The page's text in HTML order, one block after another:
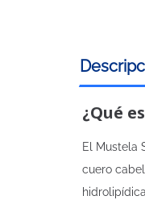
¿Qué
El Mustela
cuero